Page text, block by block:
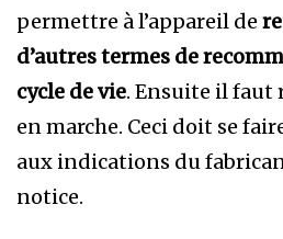
permettre à l’appareil de
d’autres termes de
cycle de vie. Ensuite il faut
en marche. Ceci doit se
aux indications du
notice.